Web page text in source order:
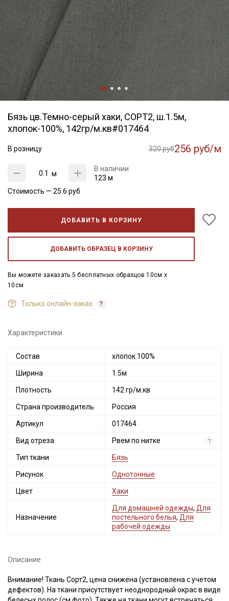
Бязь цв.Темно-серый хаки, СОРТ2, ш.1.5м,
хлопок-100%, 142гр/м.кв#017464
В розницу 320 руб256 руб/м
м
В наличии
123 м
Стоимость — 25.6 руб
ДОБАВИТЬ В КОРЗИНУ
ДОБАВИТЬ ОБРАЗЕЦ В КОРЗИНУ
Вы можете заказать 5 бесплатных образцов 10см x
10см
Только онлайн-заказ
Характеристики
Состав хлопок 100%
Ширина 1.5м
Плотность 142 гр/м.кв
Страна производитель Россия
Артикул 017464
Вид отреза Рвем по нитке ?
Тип ткани Бязь
Рисунок Однотонные
Цвет Хаки
Назначение
Для домашней одежды, Для
постельного белья, Для
рабочей одежды
Описание
Внимание! Ткань Сорт2, цена снижена (установлена с учетом
дефектов). На ткани присутствует неоднородный окрас в виде